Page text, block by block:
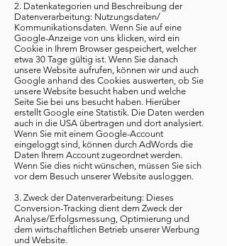
2. Datenkategorien und Beschreibung der
Datenverarbeitung: Nutzungsdaten/
Kommunikationsdaten. Wenn Sie auf eine
Google-Anzeige von uns klicken, wird ein
Cookie in Ihrem Browser gespeichert, welcher
etwa 30 Tage gültig ist. Wenn Sie danach
unsere Website aufrufen, können wir und auch
Google anhand des Cookies auswerten, ob Sie
unsere Website besucht haben und welche
Seite Sie bei uns besucht haben. Hierüber
erstellt Google eine Statistik. Die Daten werden
auch in die USA übertragen und dort analysiert.
Wenn Sie mit einem Google-Account
eingeloggt sind, können durch AdWords die
Daten Ihrem Account zugeordnet werden.
Wenn Sie dies nicht wünschen, müssen Sie sich
vor dem Besuch unserer Website ausloggen.
3. Zweck der Datenverarbeitung: Dieses
Conversion-Tracking dient dem Zweck der
Analyse/Erfolgsmessung, Optimierung und
dem wirtschaftlichen Betrieb unserer Werbung
und Website.